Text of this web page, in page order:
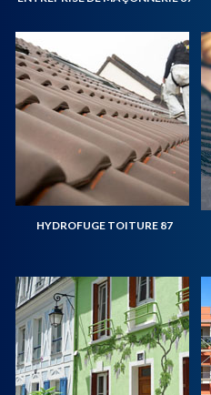
HYDROFUGE TOITURE 87